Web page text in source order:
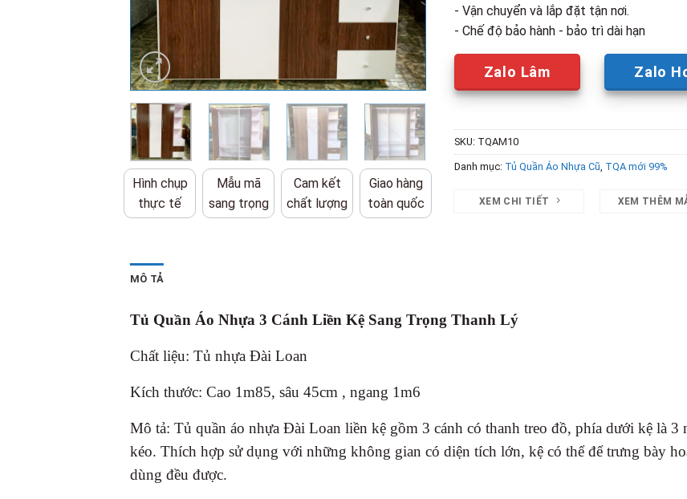
Hình chụp
thực tế
Mẫu mã
sang trọng
Cam kết
chất lượng
Giao hàng
toàn quốc
- Vận chuyển và lắp đặt tận nơi.
- Chế độ bảo hành - bảo trì dài hạn
Zalo Lâm Zalo
SKU: TQAM10
Danh mục: Tủ Quần Áo Nhựa Cũ TQA mới 99%
XEM CHI TIẾT XEM THÊM
MÔ TẢ
Tủ Quần Áo Nhựa 3 Cánh Liền Kệ Sang Trọng Thanh Lý
Chất liệu: Tủ nhựa Đài Loan
Kích thước: Cao 1m85, sâu 45cm , ngang 1m6
Mô tả: Tủ quần áo nhựa Đài Loan liền kệ gồm 3 cánh có thanh treo đồ, phía dưới kệ là 3
kéo. Thích hợp sử dụng với những không gian có diện tích lớn, kệ có thể để trưng bày
dùng đều được.